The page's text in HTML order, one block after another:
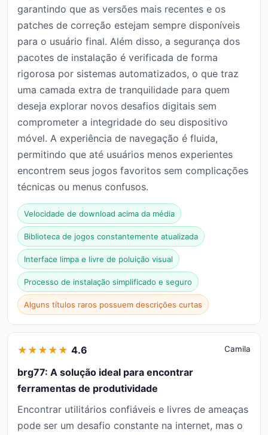
garantindo que as versões mais recentes e os
patches de correção estejam sempre disponíveis
para o usuário final. Além disso, a segurança dos
pacotes de instalação é verificada de forma
rigorosa por sistemas automatizados, o que traz
uma camada extra de tranquilidade para quem
deseja explorar novos desafios digitais sem
comprometer a integridade do seu dispositivo
móvel. A experiência de navegação é fluida,
permitindo que até usuários menos experientes
encontrem seus jogos favoritos sem complicações
técnicas ou menus confusos.
Velocidade de download acima da média
Biblioteca de jogos constantemente atualizada
Interface limpa e livre de poluição visual
Processo de instalação simplificado e seguro
Alguns títulos raros possuem descrições curtas
★ ★ ★ ★ ★ 4.6 Camila
brg77: A solução ideal para encontrar
ferramentas de produtividade
Encontrar utilitários confiáveis e livres de ameaças
pode ser um desafio constante na internet, mas o